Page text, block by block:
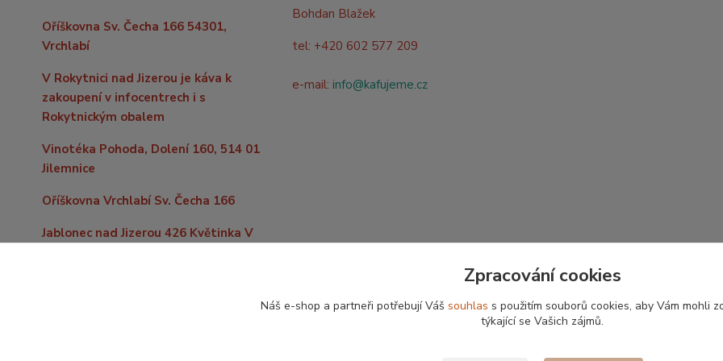
Oříškovna Sv. Čecha 166 54301,
Vrchlabí
V Rokytnici nad Jizerou je káva k
zakoupení v infocentrech i s
Rokytnickým obalem
Vinotéka Pohoda, Dolení 160, 514 01
Jilemnice
Oříškovna Vrchlabí Sv. Čecha 166
Jablonec nad Jizerou 426 Květinka V
Bohdan Blažek
tel: +420 602 577 209
e-mail: info@kafujeme.cz
Zpracování cookies
Náš e-shop a partneři potřebují Váš souhlas s použitím souborů cookies, aby Vám mohli
týkající se Vašich zájmů.